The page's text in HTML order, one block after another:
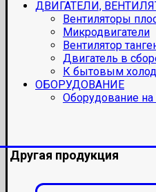
ДВИГАТЕЛИ,
Вентиляторы
Микродвигатели
Вентилятор
Двигатель в
К бытовым
ОБОРУДОВАНИЕ
Оборудование
Другая продукция